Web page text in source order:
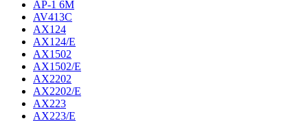
AP-1 6M
AV413C
AX124
AX124/E
AX1502
AX1502/E
AX2202
AX2202/E
AX223
AX223/E